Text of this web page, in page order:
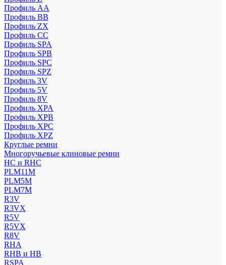
Профиль АА
Профиль BB
Профиль ZX
Профиль CC
Профиль SPA
Профиль SPB
Профиль SPC
Профиль SPZ
Профиль 3V
Профиль 5V
Профиль 8V
Профиль XPA
Профиль XPB
Профиль XPC
Профиль XPZ
Круглые ремни
Многоручьевые клиновые ремни
HC и RHC
PLM11M
PLM5M
PLM7M
R3V
R3VX
R5V
R5VX
R8V
RHA
RHB и HB
RSPA